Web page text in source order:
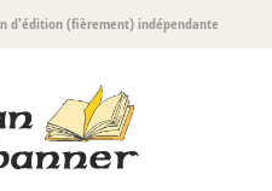
d'édition (fièrement) indépendante